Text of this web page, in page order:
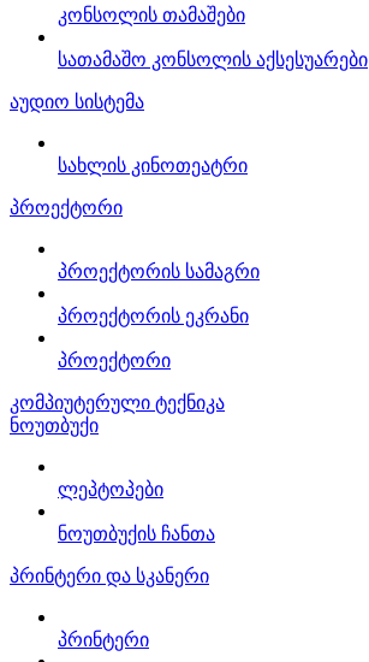
კონსოლის თამაშები
სათამაშო კონსოლის აქსესუარები
აუდიო სისტემა
სახლის კინოთეატრი
პროექტორი
პროექტორის სამაგრი
პროექტორის ეკრანი
პროექტორი
კომპიუტერული ტექნიკა
ნოუთბუქი
ლეპტოპები
ნოუთბუქის ჩანთა
პრინტერი და სკანერი
პრინტერი